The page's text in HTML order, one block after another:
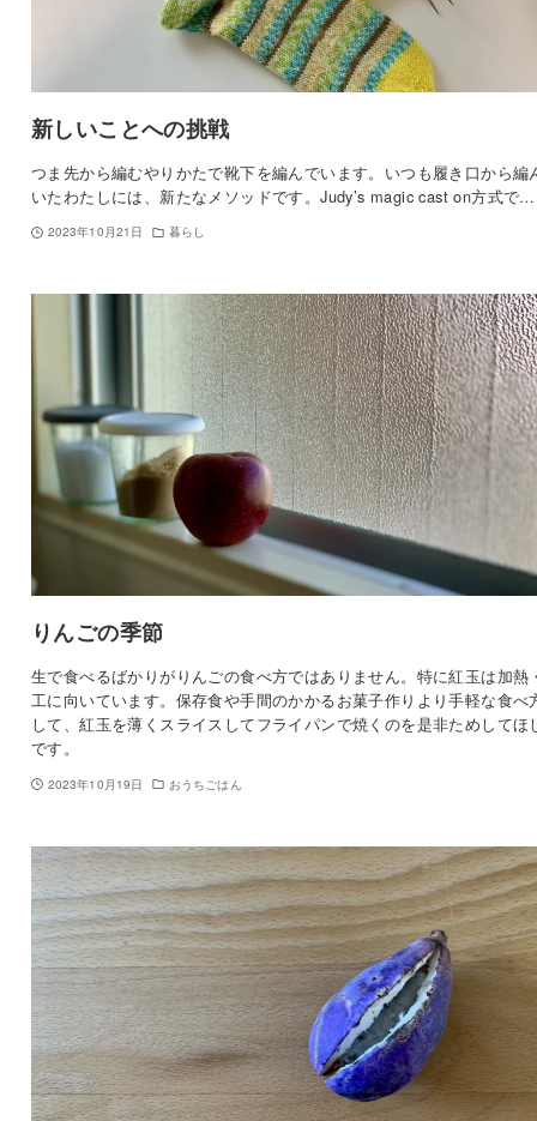
新しいことへの挑戦
つま先から編むやりかたで靴下を編んでいます。いつも履き口から編
いたわたしには、新たなメソッドです。Judy’s magic cast on方式で…
2023年10月21日 暮らし
りんごの季節
生で食べるばかりがりんごの食べ方ではありません。特に紅玉は加熱
工に向いています。保存食や手間のかかるお菓子作りより手軽な食べ
して、紅玉を薄くスライスしてフライパンで焼くのを是非ためしてほ
です。
2023年10月19日 おうちごはん